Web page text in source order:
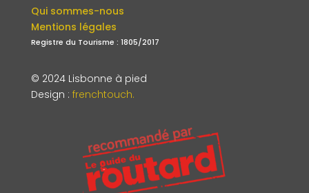
Qui sommes-nous
Mentions légales
Registre du Tourisme : 1805/2017
© 2024 Lisbonne à pied
Design : frenchtouch.